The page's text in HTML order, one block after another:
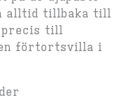
alltid tillbaka till
precis till
förtortsvilla i